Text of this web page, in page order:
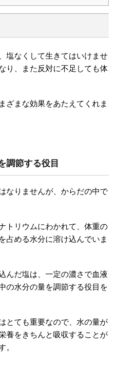
塩なくして生きてはいけませ
り、また反対に不足しても体
ざまな効果をあたえてくれま
調節する役目
なりませんが、からだの中で
トリウムにわかれて、体重の
占める水分に溶け込んでいま
んだ塩は、一定の濃さで血液
の水分の量を調節する役目を
とても重要なので、水の量が
養をきちんと吸収することが
。